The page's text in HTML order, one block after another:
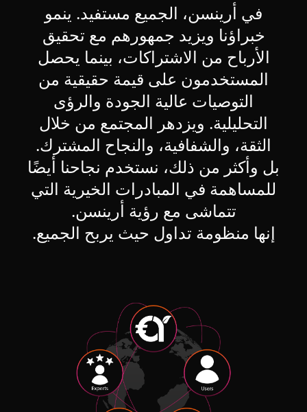
في أرينسن، الجميع مستفيد. ينمو
خبراؤنا ويزيد جمهورهم مع تحقيق
الأرباح من الاشتراكات، بينما يحصل
المستخدمون على قيمة حقيقية من
التوصيات عالية الجودة والرؤى
التحليلية. ويزدهر المجتمع من خلال
الثقة، والشفافية، والنجاح المشترك.
بل وأكثر من ذلك، نستخدم نجاحنا أيضًا
للمساهمة في المبادرات الخيرية التي
تتماشى مع رؤية أرينسن.
إنها منظومة تداول حيث يربح الجميع.